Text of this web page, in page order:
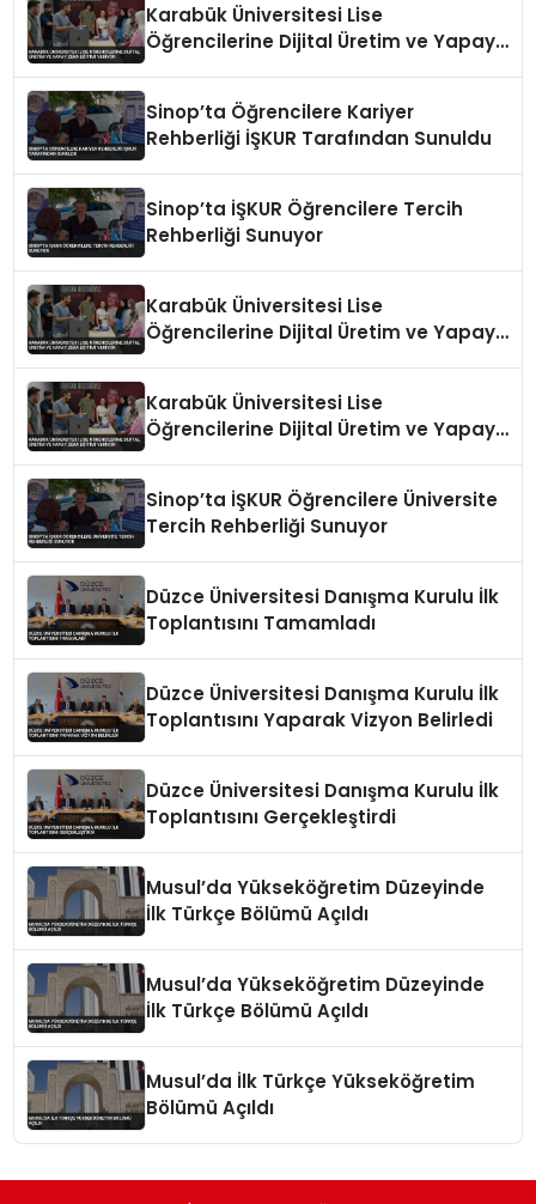
Karabük Üniversitesi Lise
Öğrencilerine Dijital Üretim ve Yapay
Sinop’ta Öğrencilere Kariyer
Rehberliği İŞKUR Tarafından Sunuldu
Sinop’ta İŞKUR Öğrencilere Tercih
Rehberliği Sunuyor
Karabük Üniversitesi Lise
Öğrencilerine Dijital Üretim ve Yapay
Karabük Üniversitesi Lise
Öğrencilerine Dijital Üretim ve Yapay
Sinop’ta İŞKUR Öğrencilere Üniversite
Tercih Rehberliği Sunuyor
Düzce Üniversitesi Danışma Kurulu İlk
Toplantısını Tamamladı
Düzce Üniversitesi Danışma Kurulu İlk
Toplantısını Yaparak Vizyon Belirledi
Düzce Üniversitesi Danışma Kurulu İlk
Toplantısını Gerçekleştirdi
Musul’da Yükseköğretim Düzeyinde
İlk Türkçe Bölümü Açıldı
Musul’da Yükseköğretim Düzeyinde
İlk Türkçe Bölümü Açıldı
Musul’da İlk Türkçe Yükseköğretim
Bölümü Açıldı